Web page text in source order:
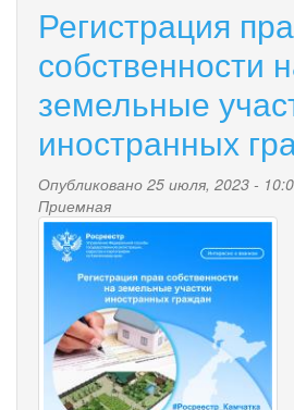
тысяч
услуг
учетно-
регистрационных
процедур
были
Управлением
Росреестра
по
Камчатскому
краю
с
начала
2023
года
Регистрация
собственности
земельные
иностранных
Опубликовано 25 июля, 2023 -
Приемная
ig1.jpg